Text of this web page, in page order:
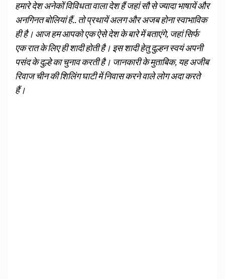
हमारे देश अनेकों विविधता वाला देश हैं जहां सौ से ज्यादा भाषायें और
अनगिनत बोलियां हैं.. तो प्रथायें अलग और अजब होना स्वाभाविक
ही है। आज हम आपको एक ऐसे देश के बारे में बताएंगे, जहां सिर्फ
एक रात के लिए ही शादी होती है। इस शादी हेतु दुल्हन स्वयं अपनी
पसंद के दुल्हे का चुनाव करती है। जानकारी के मुताबिक, यह अजीब
रिवाज चीन की शिलिंग घाटी में निवास करने वाले लोग अदा करते
हैं।